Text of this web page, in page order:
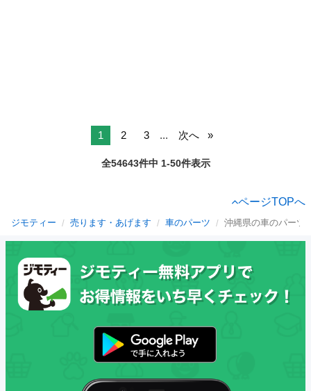
1 2 3 ... 次へ
全54643件中 1-50件表示
ページTOPへ
ジモティー 売ります・あげます 車のパーツ 沖縄県の車のパーツ